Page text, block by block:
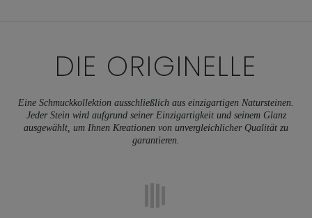
DIE ORIGINELLE
Eine Schmuckkollektion ausschließlich aus einzigartigen Natursteinen.
Jeder Stein wird aufgrund seiner Einzigartigkeit und seinem Glanz
ausgewählt, um Ihnen Kreationen von unvergleichlicher Qualität zu
garantieren.